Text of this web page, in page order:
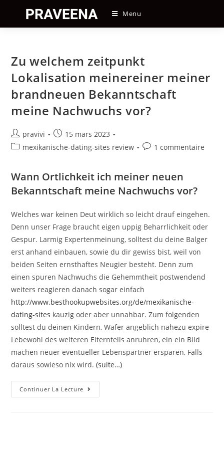
content
Menu
Zu welchem zeitpunkt
Lokalisation meinereiner meiner
brandneuen Bekanntschaft
meine Nachwuchs vor?
Auteur/autrice
de
pravivi
Post
published:
15 mars 2023
Postmexikanische-dating-sites review
Post1 commentaire
Wann Ortlichkeit ich meiner neuen
Bekanntschaft meine Nachwuchs vor?
Welches war keinen Deut wirklich so leicht drauf eingehen.
Denn unser Frage braucht eigen uppig Beharrlichkeit oder
Gespur. Larmig Expertenmeinung, solltest du deine Balger
erst anhand einbauen, sowie du dir gewiss bist, weil von
beiden Seiten ernsthaftes Neugier besteht. Denn zum
einen spuren Nachwuchs die Gehemmtheit postwendend
weiters reagieren danach sogar einfach
http://www.besthookupwebsites.org/de/mexikanische-
dating-sites kauzig oder aber unnahbar. Zum folgenden
solltest du deinen Kindern, Wafer angeblich nahezu expire
Lebewohl des weiteren Elternteils anruhren, ein ein Bild
machen neuer eventueller Lebenspartner ersparen, Falls
daraus sowieso nix wird.(suite…)
Continuer La Lecture Zu
Welchem